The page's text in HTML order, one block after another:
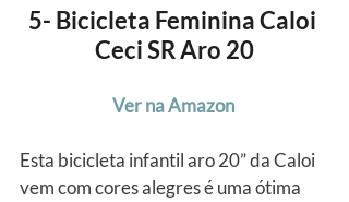
5- Bicicleta Feminina Caloi
Ceci SR Aro 20
Ver na Amazon
Esta bicicleta infantil aro 20” da Caloi
vem com cores alegres é uma ótima